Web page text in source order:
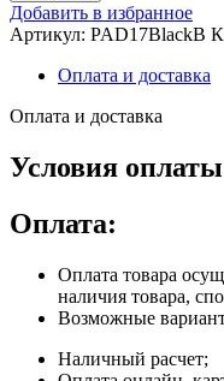
Добавить в избранное
Артикул: PAD17BlackB
Оплата и доставка
Оплата и доставка
Условия
Оплата:
Оплата товара
наличия товара,
Возможные
Наличный расчет;